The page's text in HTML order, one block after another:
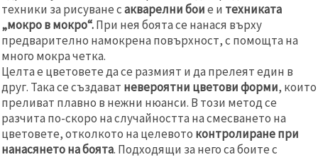
техники за рисуване сакварелни боие и техниката
„мокро в мокро“.При нея боята се нанася върху
предварително намокрена повърхност, с помощта на
много мокра четка.
Целта е цветовете да се размият и да прелеят един в
друг. Така се създават невероятни цветови форми, които
преливат плавно в нежни нюанси. В този метод се
разчита по-скоро на случайността на смесването на
цветовете, отколкото на целевото контролиране при
нанасянето на боята. Подходящи за него са боите с